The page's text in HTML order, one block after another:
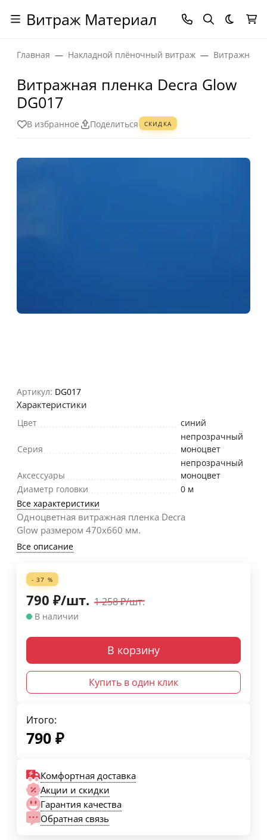
Витраж Материал Темная
Главная Накладной плёночный витраж Витражная
Витражная пленка Decra Glow
DG017
В избранное Поделиться СКИДКА
Артикул: DG017
Характеристики
Цвет синий
Серия
непрозрачный
моноцвет
Аксессуары
непрозрачный
моноцвет
Диаметр головки
0 м
Все характеристики
Одноцветная витражная пленка Decra
Glow размером 470х660 мм.
Все описание
- 37 %
790 ₽/шт. 1 258₽/шт.
В наличии
В корзину
Купить в один клик
Итого:
790 ₽
Комфортная доставка
Акции и скидки
Гарантия качества
Обратная связь